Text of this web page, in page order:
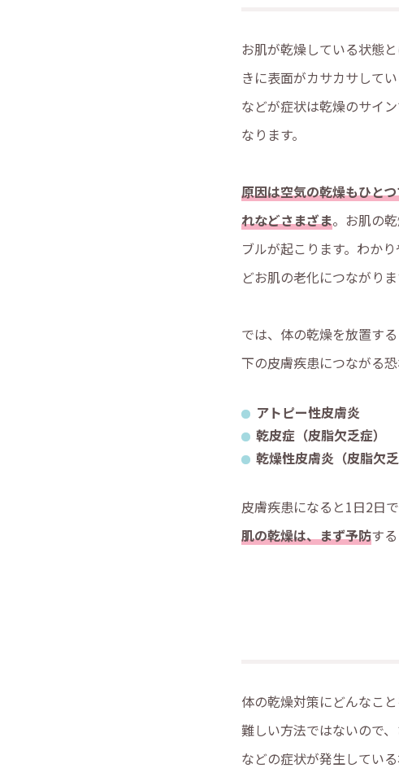
お肌が乾燥している状態
きに表面がカサカサして
などが症状は乾燥のサイ
なります。
原因は空気の乾燥もひと
れなどさまざま。お肌の
ブルが起こります。わか
どお肌の老化につながりま
では、体の乾燥を放置す
下の皮膚疾患につながる恐
アトピー性皮膚炎
乾皮症（皮脂欠乏症）
乾燥性皮膚炎（皮脂欠乏
皮膚疾患になると1日2日
肌の乾燥は、まず予防す
体の乾燥対策にどんなこ
難しい方法ではないので
などの症状が発生してい